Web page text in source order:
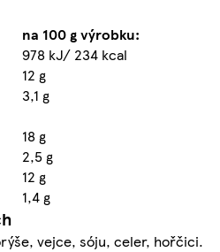
na 100 g výrobku:
978 kJ/ 234 kcal
12 g
3,1 g
18 g
2,5 g
12 g
1,4 g
vejce, sóju, celer, hořčici.